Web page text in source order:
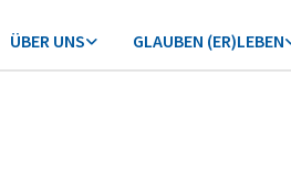
ÜBER UNS GLAUBEN (ER)LEBEN